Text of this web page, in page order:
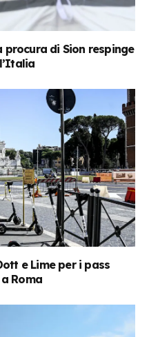
procura di Sion respinge
e Lime per i pass
Roma